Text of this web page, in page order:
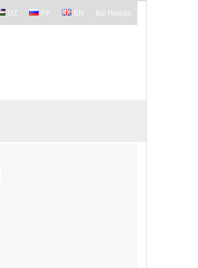
UZ РУ EN Biz Haqida